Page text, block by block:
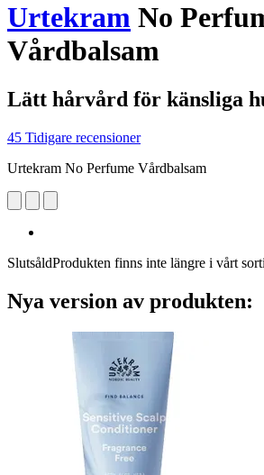
Urtekram No
Vårdbalsam
Lätt hårvård för känsliga
45 Tidigare recensioner
Urtekram No Perfume Vårdbalsam
SlutsåldProdukten finns inte längre i vårt
Nya version av produkten: